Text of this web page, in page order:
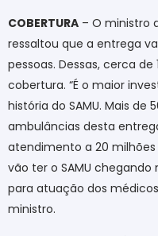
COBERTURA – O ministro
ressaltou que a entrega
pessoas. Dessas, cerca
cobertura. “É o maior
história do SAMU. Mais
ambulâncias desta
atendimento a 20 milhões
vão ter o SAMU
para atuação dos
ministro.